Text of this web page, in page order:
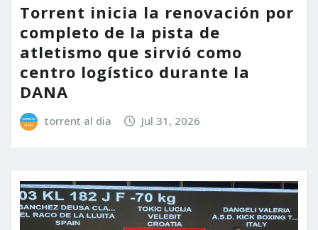
Torrent inicia la renovación por
completo de la pista de
atletismo que sirvió como
centro logístico durante la
DANA
torrent al dia Jul 31, 2026